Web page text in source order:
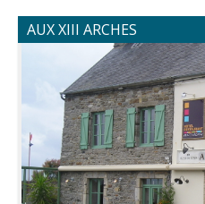
AUX XIII ARCHES